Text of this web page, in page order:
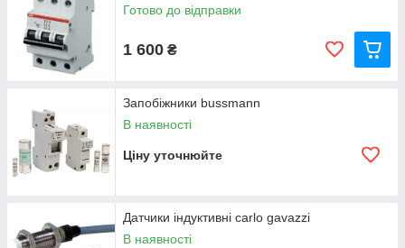
Готово до відправки
1 600 ₴
Запобіжники bussmann
В наявності
Ціну уточнюйте
Датчики індуктивні carlo gavazzi
В наявності